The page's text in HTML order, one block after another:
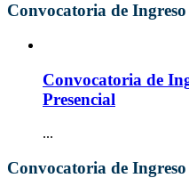
Convocatoria de
Convocatoria de
Presencial
...
Convocatoria de